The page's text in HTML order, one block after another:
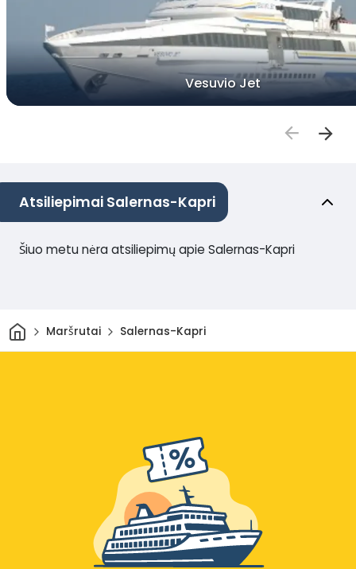
Vesuvio Jet
Atsiliepimai Salernas-Kapri
Šiuo metu nėra atsiliepimų apie Salernas-Kapri
Pradžia
Maršrutai Salernas-Kapri